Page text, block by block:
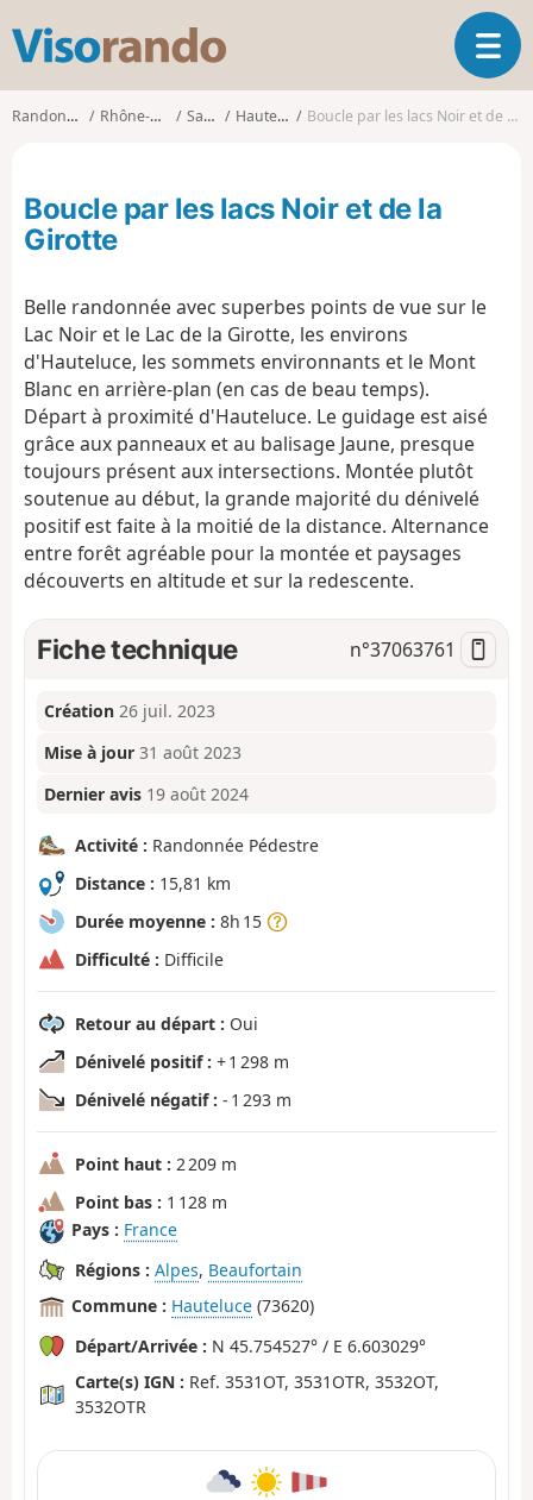
s
o
d
O
u
v
Randonnées Rhône-Alpes Savoie Hauteluce Boucle par les lacs Noir et de la Girotte
Boucle par les lacs Noir et de la
Girotte
Belle randonnée avec superbes points de vue sur le
Lac Noir et le Lac de la Girotte, les environs
d'Hauteluce, les sommets environnants et le Mont
Blanc en arrière-plan (en cas de beau temps).
Départ à proximité d'Hauteluce. Le guidage est aisé
grâce aux panneaux et au balisage Jaune, presque
toujours présent aux intersections. Montée plutôt
soutenue au début, la grande majorité du dénivelé
positif est faite à la moitié de la distance. Alternance
entre forêt agréable pour la montée et paysages
découverts en altitude et sur la redescente.
Fiche technique n°37063761
Création 26 juil. 2023
Mise à jour 31 août 2023
Dernier avis 19 août 2024
Activité : Randonnée Pédestre
Distance : 15,81 km
Durée moyenne : 8h 15
Difficulté : Difficile
Retour au départ : Oui
Dénivelé positif : + 1 298 m
Dénivelé négatif : - 1 293 m
Point haut : 2 209 m
Point bas : 1 128 m
Pays : France
Régions : Alpes, Beaufortain
Commune : Hauteluce (73620)
Départ/Arrivée : N 45.754527° / E 6.603029°
Carte(s) IGN : Ref. 3531OT, 3531OTR, 3532OT,
3532OTR